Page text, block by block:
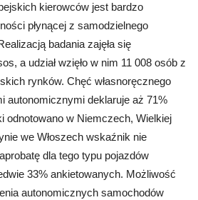
kierowców jest bardzo
płynącej z samodzielnego
badania zajęła się
a udział wzięło w nim 11 008 osób z
rynków. Chęć własnoręcznego
autonomicznymi deklaruje aż 71%
odnotowano w Niemczech, Wielkiej
we Włoszech wskaźnik nie
dla tego typu pojazdów
33% ankietowanych. Możliwość
autonomicznych samochodów